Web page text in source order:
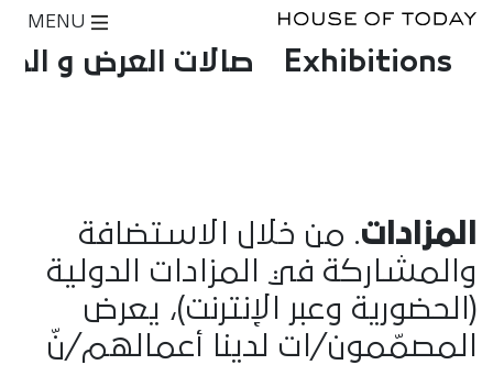
Exhibitions صالات العرض و
المزادات. من خلال الاستضافة
والمشاركة في المزادات الدولية
(الحضورية وعبر الإنترنت)، يعرض
المصمّمون/ات لدينا أعمالهم/نّ